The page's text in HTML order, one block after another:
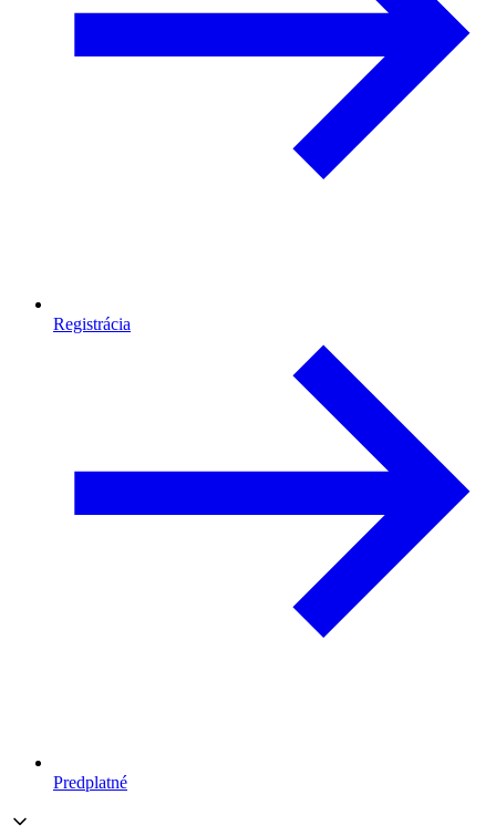
Registrácia
Predplatné